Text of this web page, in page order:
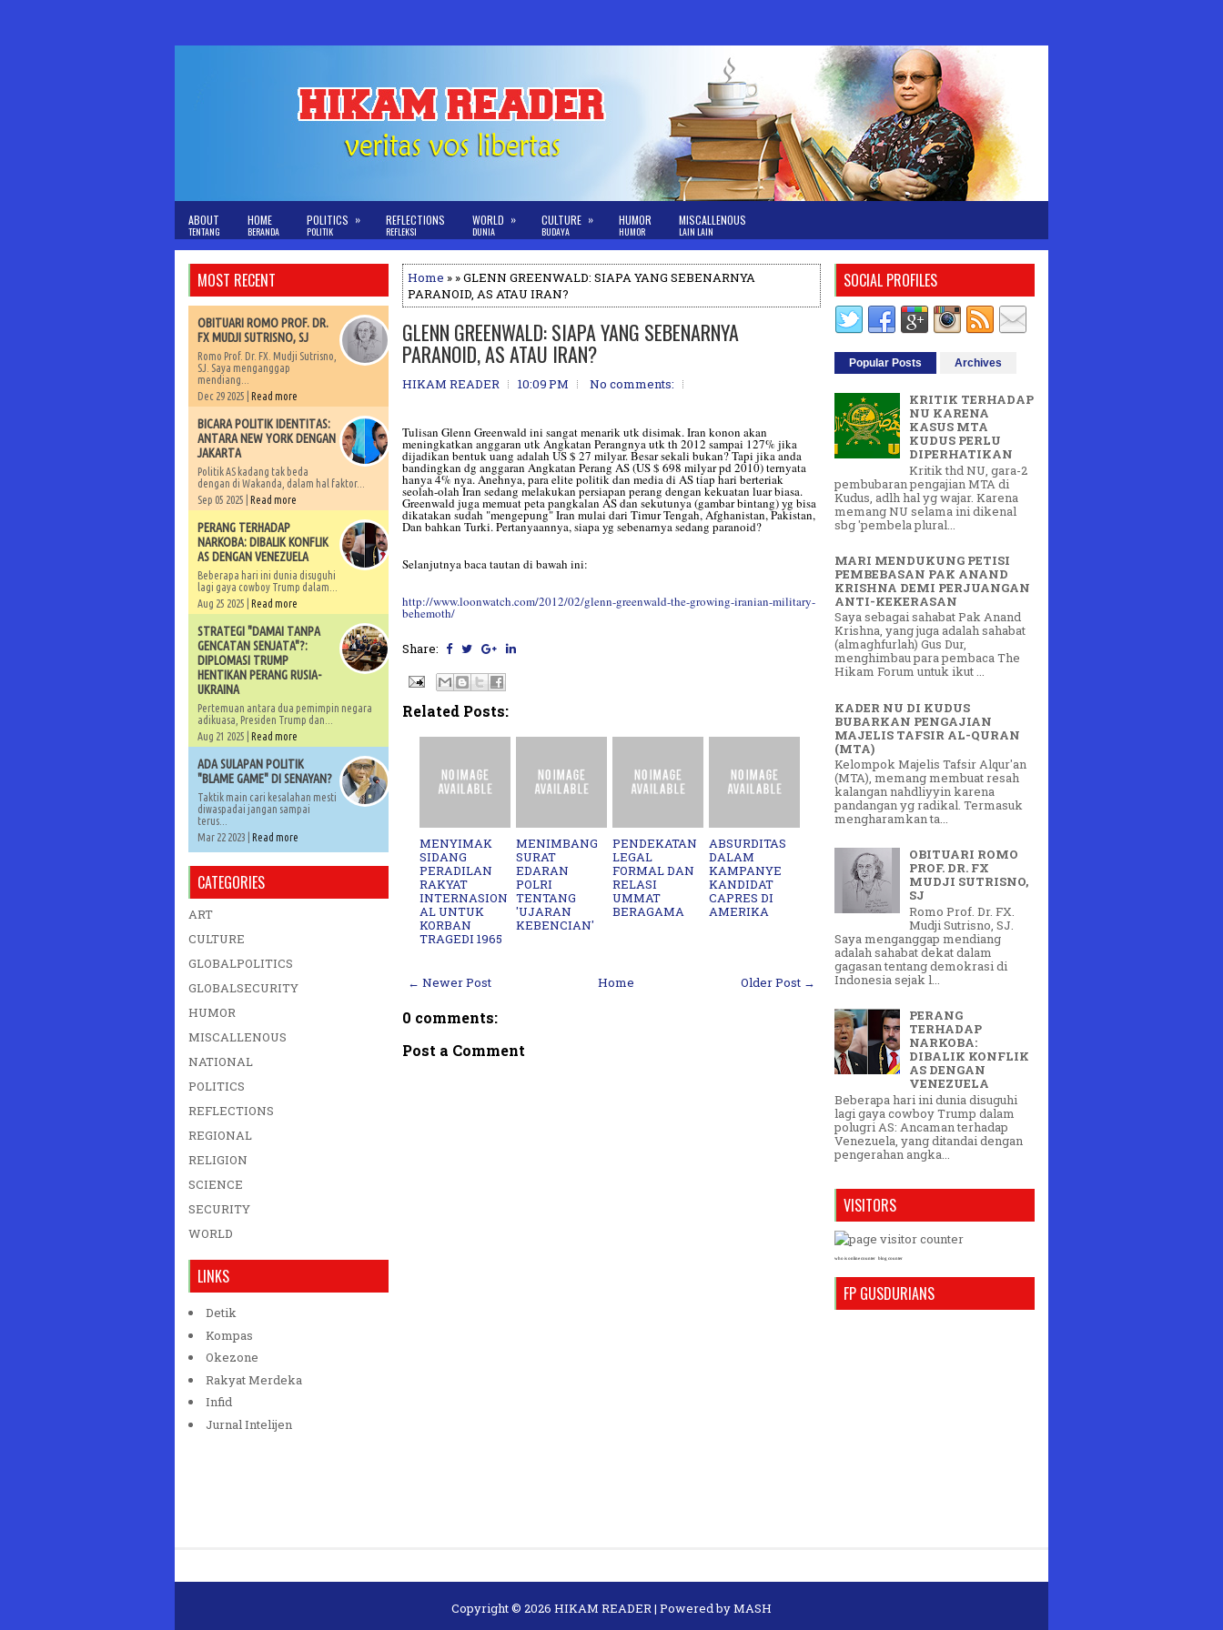
ABOUT
TENTANG
HOME
BERANDA
POLITICS
POLITIK
» REFLECTIONS
REFLEKSI
WORLD
DUNIA
» CULTURE
BUDAYA
» HUMOR
HUMOR
MISCALLENOUS
LAIN LAIN
Home » » GLENN GREENWALD: SIAPA YANG SEBENARNYA
PARANOID, AS ATAU IRAN?
GLENN GREENWALD: SIAPA YANG SEBENARNYA
PARANOID, AS ATAU IRAN?
HIKAM READER 10:09 PM No comments:
Tulisan Glenn Greenwald ini sangat menarik utk disimak. Iran konon akan
meningkatkan anggaran utk Angkatan Perangnya utk th 2012 sampai 127% jika
dijadikan bentuk uang adalah US $ 27 milyar. Besar sekali bukan? Tapi jika anda
bandingkan dg anggaran Angkatan Perang AS (US $ 698 milyar pd 2010) ternyata
hanya 4% nya. Anehnya, para elite politik dan media di AS tiap hari berteriak
seolah-olah Iran sedang melakukan persiapan perang dengan kekuatan luar biasa.
Greenwald juga memuat peta pangkalan AS dan sekutunya (gambar bintang) yg bisa
dikatakan sudah "mengepung" Iran mulai dari Timur Tengah, Afghanistan, Pakistan,
Dan bahkan Turki. Pertanyaannya, siapa yg sebenarnya sedang paranoid?
Selanjutnya baca tautan di bawah ini:
http://www.loonwatch.com/2012/02/glenn-greenwald-the-growing-iranian-military-
behemoth/
Share:
Related Posts:
MENYIMAK
SIDANG
PERADILAN
RAKYAT
INTERNASION
AL UNTUK
KORBAN
TRAGEDI 1965
MENIMBANG
SURAT
EDARAN
POLRI
TENTANG
'UJARAN
KEBENCIAN'
PENDEKATAN
LEGAL
FORMAL DAN
RELASI
UMMAT
BERAGAMA
ABSURDITAS
DALAM
KAMPANYE
KANDIDAT
CAPRES DI
AMERIKA
← Newer Post Older Post →
Home
0 comments:
Post a Comment
MOST RECENT
OBITUARI ROMO PROF. DR.
FX MUDJI SUTRISNO, SJ
Romo Prof. Dr. FX. Mudji Sutrisno,
SJ. Saya menganggap
mendiang...
Dec 29 2025 | Read more
BICARA POLITIK IDENTITAS:
ANTARA NEW YORK DENGAN
JAKARTA
Politik AS kadang tak beda
dengan di Wakanda, dalam hal faktor...
Sep 05 2025 | Read more
PERANG TERHADAP
NARKOBA: DIBALIK KONFLIK
AS DENGAN VENEZUELA
Beberapa hari ini dunia disuguhi
lagi gaya cowboy Trump dalam...
Aug 25 2025 | Read more
STRATEGI "DAMAI TANPA
GENCATAN SENJATA"?:
DIPLOMASI TRUMP
HENTIKAN PERANG RUSIA-
UKRAINA
Pertemuan antara dua pemimpin negara
adikuasa, Presiden Trump dan...
Aug 21 2025 | Read more
ADA SULAPAN POLITIK
"BLAME GAME" DI SENAYAN?
Taktik main cari kesalahan mesti
diwaspadai jangan sampai
terus...
Mar 22 2023 | Read more
CATEGORIES
ART
CULTURE
GLOBALPOLITICS
GLOBALSECURITY
HUMOR
MISCALLENOUS
NATIONAL
POLITICS
REFLECTIONS
REGIONAL
RELIGION
SCIENCE
SECURITY
WORLD
LINKS
Detik
Kompas
Okezone
Rakyat Merdeka
Infid
Jurnal Intelijen
SOCIAL PROFILES
Popular Posts Archives
KRITIK TERHADAP
NU KARENA
KASUS MTA
KUDUS PERLU
DIPERHATIKAN
Kritik thd NU, gara-2
pembubaran pengajian MTA di
Kudus, adlh hal yg wajar. Karena
memang NU selama ini dikenal
sbg 'pembela plural...
MARI MENDUKUNG PETISI
PEMBEBASAN PAK ANAND
KRISHNA DEMI PERJUANGAN
ANTI-KEKERASAN
Saya sebagai sahabat Pak Anand
Krishna, yang juga adalah sahabat
(almaghfurlah) Gus Dur,
menghimbau para pembaca The
Hikam Forum untuk ikut ...
KADER NU DI KUDUS
BUBARKAN PENGAJIAN
MAJELIS TAFSIR AL-QURAN
(MTA)
Kelompok Majelis Tafsir Alqur'an
(MTA), memang membuat resah
kalangan nahdliyyin karena
pandangan yg radikal. Termasuk
mengharamkan ta...
OBITUARI ROMO
PROF. DR. FX
MUDJI SUTRISNO,
SJ
Romo Prof. Dr. FX.
Mudji Sutrisno, SJ.
Saya menganggap mendiang
adalah sahabat dekat dalam
gagasan tentang demokrasi di
Indonesia sejak l...
PERANG
TERHADAP
NARKOBA:
DIBALIK KONFLIK
AS DENGAN
VENEZUELA
Beberapa hari ini dunia disuguhi
lagi gaya cowboy Trump dalam
polugri AS: Ancaman terhadap
Venezuela, yang ditandai dengan
pengerahan angka...
VISITORS
who is online counter blog counter
FP GUSDURIANS
Copyright © 2026 HIKAM READER| Powered byMASH